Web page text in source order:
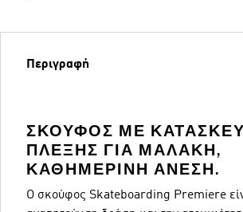
Περιγραφή
ΣΚΟΎΦΟΣ ΜΕ
ΠΛΈΞΗΣ ΓΙΑ ΜΑΛΑΚΉ,
ΚΑΘΗΜΕΡΙΝΉ ΆΝΕΣΗ.
Ο σκούφος Skateboarding Premiere